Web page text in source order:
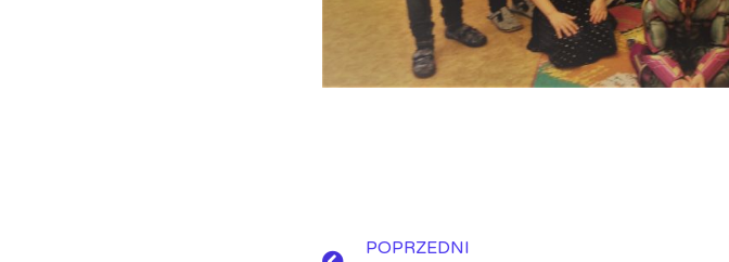
POPRZEDNI